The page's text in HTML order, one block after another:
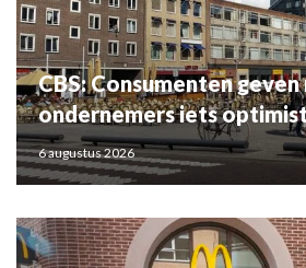
CBS: Consumenten
ondernemers iets
6 augustus 2026